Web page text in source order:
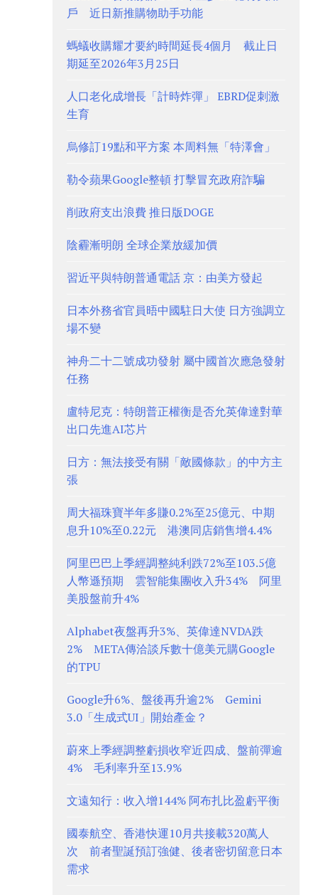
戶 近日新推購物助手功能
螞蟻收購耀才要約時間延長4個月 截止日
期延至2026年3月25日
人口老化成增長「計時炸彈」 EBRD促刺激
生育
烏修訂19點和平方案 本周料無「特澤會」
勒令蘋果Google整頓 打擊冒充政府詐騙
削政府支出浪費 推日版DOGE
陰霾漸明朗 全球企業放緩加價
習近平與特朗普通電話 京：由美方發起
日本外務省官員晤中國駐日大使 日方強調立
場不變
神舟二十二號成功發射 屬中國首次應急發射
任務
盧特尼克：特朗普正權衡是否允英偉達對華
出口先進AI芯片
日方：無法接受有關「敵國條款」的中方主
張
周大福珠寶半年多賺0.2%至25億元、中期
息升10%至0.22元 港澳同店銷售增4.4%
阿里巴巴上季經調整純利跌72%至103.5億
人幣遜預期 雲智能集團收入升34% 阿里
美股盤前升4%
Alphabet夜盤再升3%、英偉達NVDA跌
2% META傳洽談斥數十億美元購Google
的TPU
Google升6%、盤後再升逾2% Gemini
3.0「生成式UI」開始產金？
蔚來上季經調整虧損收窄近四成、盤前彈逾
4% 毛利率升至13.9%
文遠知行：收入增144% 阿布扎比盈虧平衡
國泰航空、香港快運10月共接載320萬人
次 前者聖誕預訂強健、後者密切留意日本
需求